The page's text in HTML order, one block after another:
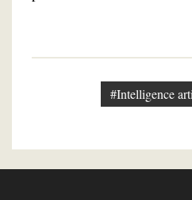
#Intelligence